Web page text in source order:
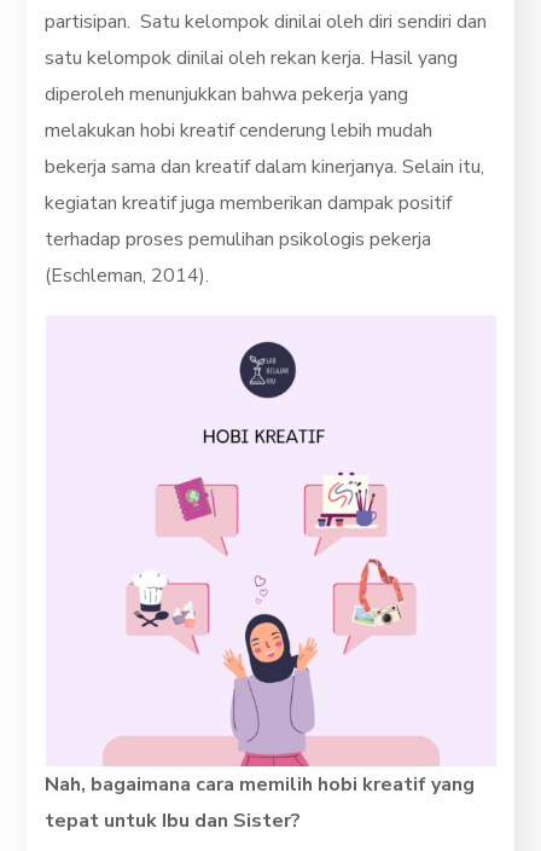
partisipan. Satu kelompok dinilai oleh diri sendiri dan
satu kelompok dinilai oleh rekan kerja. Hasil yang
diperoleh menunjukkan bahwa pekerja yang
melakukan hobi kreatif cenderung lebih mudah
bekerja sama dan kreatif dalam kinerjanya. Selain itu,
kegiatan kreatif juga memberikan dampak positif
terhadap proses pemulihan psikologis pekerja
(Eschleman, 2014).
Nah, bagaimana cara memilih hobi kreatif yang
tepat untuk Ibu dan Sister?